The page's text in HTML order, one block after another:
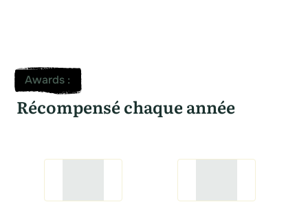
Awards:
Récompensé chaque année